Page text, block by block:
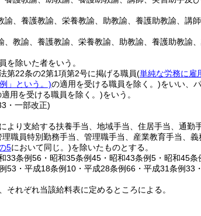
、養護教諭、栄養教諭、助教諭、養護助教諭、講
教諭、養護教諭、栄養教諭、助教諭、養護助教諭
を除いた者をいう。
第22条の2第1項第2号に掲げる職員(単純な労務に雇
」という。)の適用を受ける職員を除く。)をいい、
適用を受ける職員を除く。)をいう。
・一部改正)
り支給する扶養手当、地域手当、住居手当、通勤
職員特別勤務手当、管理職手当、産業教育手当、
5において同じ。)を除いたものとする。
条例56・昭和35条例45・昭和43条例5・昭和45
・平成18条例10・平成28条例66・平成31条例33
れぞれ当該給料表に定めるところによる。